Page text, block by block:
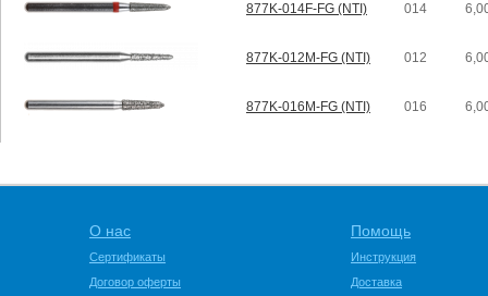
877K-014F-FG (NTI) 014
877K-012M-FG (NTI) 012
877K-016M-FG (NTI) 016
О нас
Сертификаты
Договор оферты
Помощь
Инструкция
Доставка